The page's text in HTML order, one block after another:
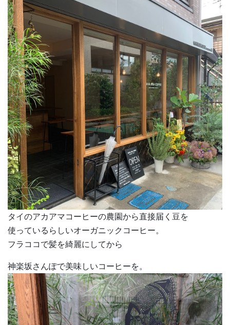
タイのアカアマコーヒーの農園から直接届く豆を
使っているらしいオーガニックコーヒー。
フラココで髪を綺麗にしてから
神楽坂さんぽで美味しいコーヒーを。